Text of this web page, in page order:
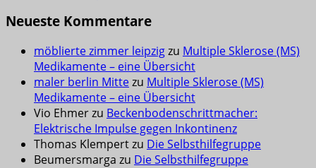
Neueste Kommentare
möblierte zimmer leipzigzu Multiple Sklerose (MS)
Medikamente – eine Übersicht
maler berlin Mittezu Multiple Sklerose (MS)
Medikamente – eine Übersicht
Vio Ehmerzu Beckenbodenschrittmacher:
Elektrische Impulse gegen Inkontinenz
Thomas Klempertzu Die Selbsthilfegruppe
Beumersmarga zu Die Selbsthilfegruppe